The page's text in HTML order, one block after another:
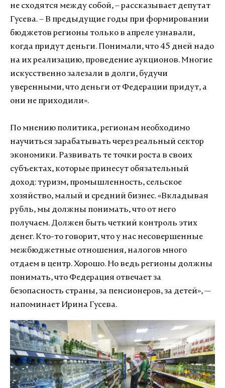
не сходятся между собой, – рассказывает депутат
Гусева. – В предыдущие годы при формировании
бюджетов регионы только в апреле узнавали,
когда придут деньги. Понимали, что 45 дней надо
на их реализацию, проведение аукционов. Многие
искусственно залезали в долги, будучи
уверенными, что деньги от Федерации придут, а
они не приходили».
По мнению политика, регионам необходимо
научиться зарабатывать через реальный сектор
экономики. Развивать те точки роста в своих
субъектах, которые принесут обязательный
доход: туризм, промышленность, сельское
хозяйство, малый и средний бизнес. «Вкладывая
рубль, мы должны понимать, что от него
получаем. Должен быть четкий контроль этих
денег. Кто-то говорит, что у нас несовершенные
межбюджетные отношения, налогов много
отдаем в центр. Хорошо. Но ведь регионы должны
понимать, что Федерация отвечает за
безопасность страны, за пенсионеров, за детей», —
напоминает Ирина Гусева.